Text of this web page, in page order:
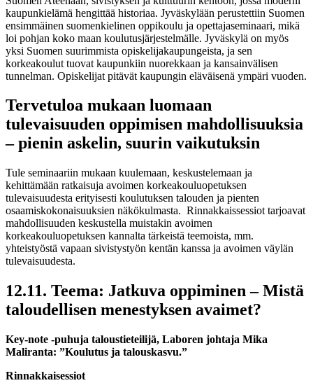
kaupunkielämä hengittää historiaa. Jyväskylään perustettiin Suomen
ensimmäinen suomenkielinen oppikoulu ja opettajaseminaari, mikä
loi pohjan koko maan koulutusjärjestelmälle. Jyväskylä on myös
yksi Suomen suurimmista opiskelijakaupungeista, ja sen
korkeakoulut tuovat kaupunkiin nuorekkaan ja kansainvälisen
tunnelman. Opiskelijat pitävät kaupungin eläväisenä ympäri vuoden.
Tervetuloa mukaan luomaan
tulevaisuuden oppimisen mahdollisuuksia
– pienin askelin, suurin vaikutuksin
Tule seminaariin mukaan kuulemaan, keskustelemaan ja
kehittämään ratkaisuja avoimen korkeakouluopetuksen
tulevaisuudesta erityisesti koulutuksen talouden ja pienten
osaamiskokonaisuuksien näkökulmasta. Rinnakkaissessiot tarjoavat
mahdollisuuden keskustella muistakin avoimen
korkeakouluopetuksen kannalta tärkeistä teemoista, mm.
yhteistyöstä vapaan sivistystyön kentän kanssa ja avoimen väylän
tulevaisuudesta.
12.11. Teema: Jatkuva oppiminen – Mistä
taloudellisen menestyksen avaimet?
Key-note -puhuja taloustieteilijä, Laboren johtaja Mika
Maliranta: ”Koulutus ja talouskasvu.”
Rinnakkaisessiot